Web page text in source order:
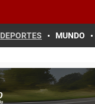
DEPORTES MUNDO